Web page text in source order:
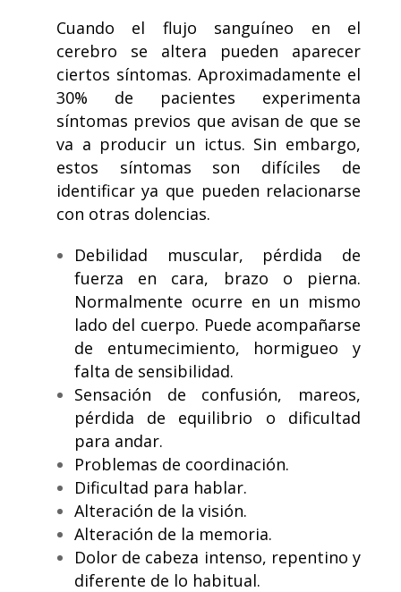
Cuando el flujo sanguíneo en el
cerebro se altera pueden aparecer
ciertos síntomas. Aproximadamente el
30% de pacientes experimenta
síntomas previos que avisan de que se
va a producir un ictus. Sin embargo,
estos síntomas son difíciles de
identificar ya que pueden relacionarse
con otras dolencias.
Debilidad muscular, pérdida de
fuerza en cara, brazo o pierna.
Normalmente ocurre en un mismo
lado del cuerpo. Puede acompañarse
de entumecimiento, hormigueo y
falta de sensibilidad.
Sensación de confusión, mareos,
pérdida de equilibrio o dificultad
para andar.
Problemas de coordinación.
Dificultad para hablar.
Alteración de la visión.
Alteración de la memoria.
Dolor de cabeza intenso, repentino y
diferente de lo habitual.